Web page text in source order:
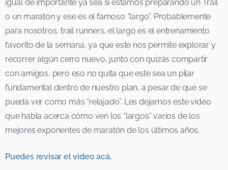
igual de importante ya sea si estamos preparando un Trail
o un maratón y ese es el famoso “largo”. Probablemente
para nosotros, trail runners, el largo es el entrenamiento
favorito de la semana, ya que este nos permite explorar y
recorrer algún cerro nuevo, junto con quizás compartir
con amigos, pero eso no quita que este sea un pilar
fundamental dentro de nuestro plan, a pesar de que se
pueda ver como más “relajado”. Les dejamos este video
que habla acerca cómo ven los “largos” varios de los
mejores exponentes de maratón de los últimos años.
Puedes revisar el video acá.